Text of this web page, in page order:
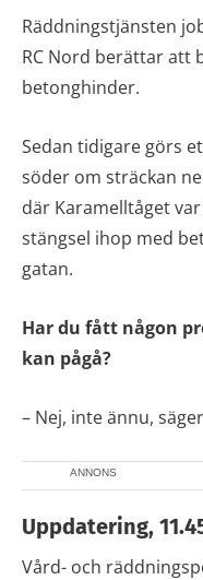
Räddningstjänsten
RC Nord berättar att
betonghinder.
Sedan tidigare görs
söder om sträckan
där Karamelltåget
stängsel ihop med
gatan.
Har du fått någon
kan pågå?
– Nej, inte ännu,
ANNONS
Uppdatering,
Vård- och